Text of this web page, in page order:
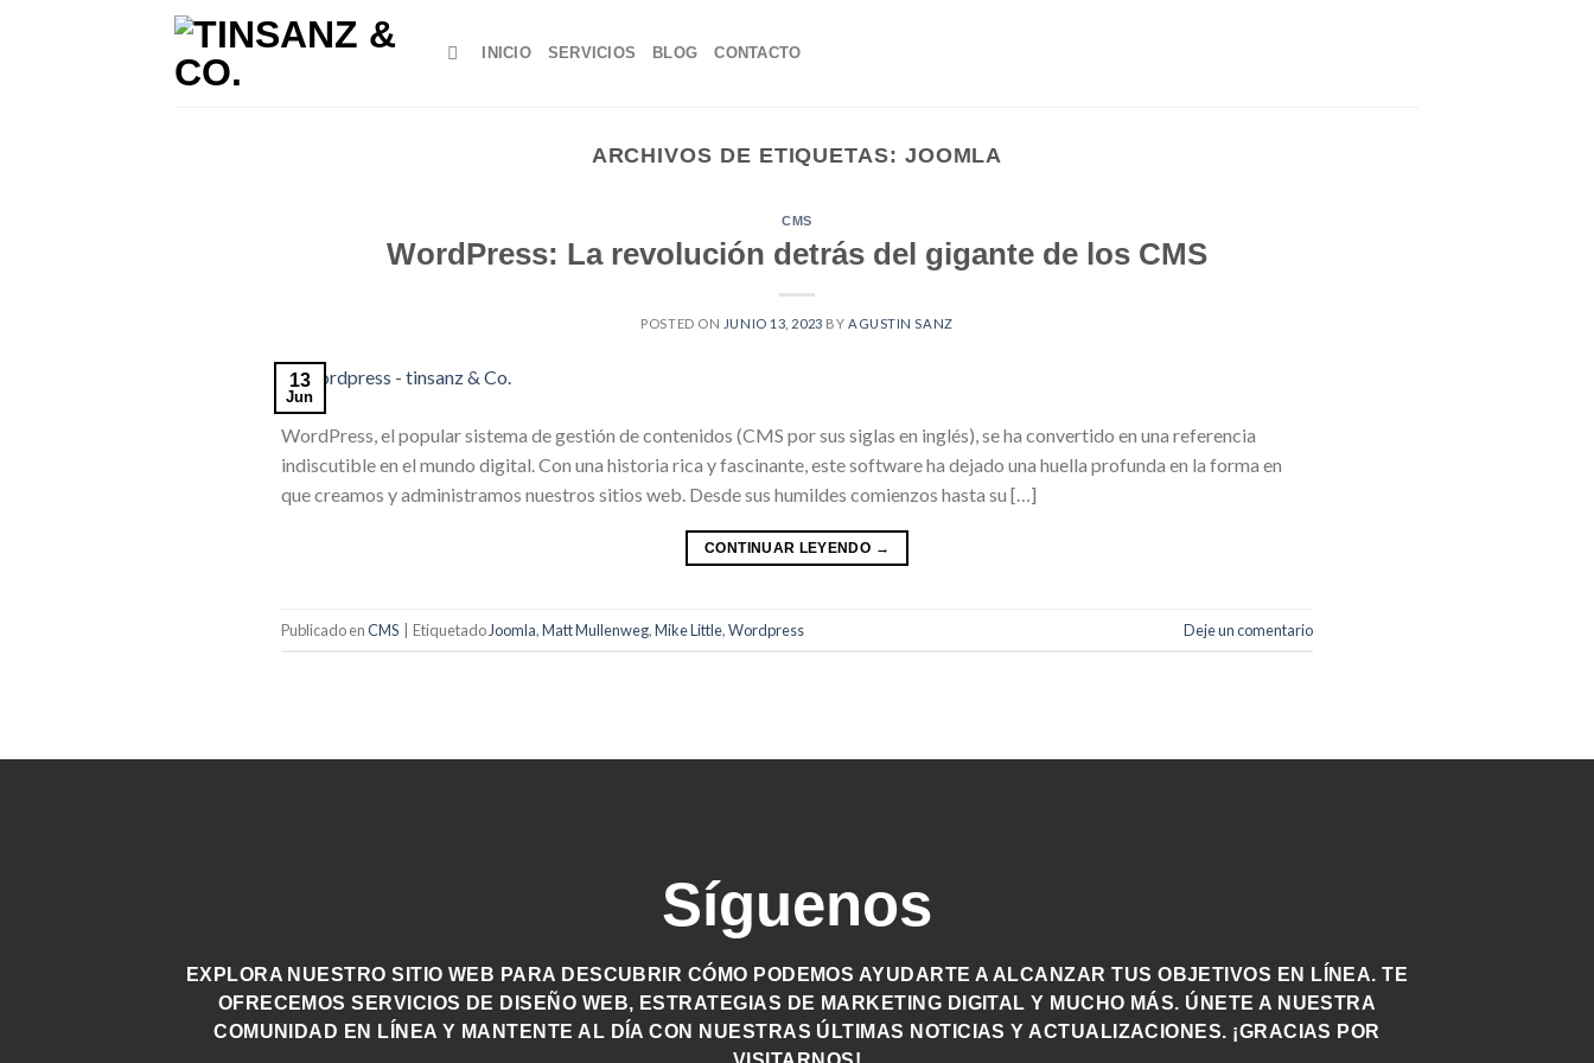
INICIO SERVICIOS BLOG CONTACTO
ARCHIVOS DE ETIQUETAS: JOOMLA
CMS
WordPress: La revolución detrás del gigante de los CMS
POSTED ON JUNIO 13, 2023 BY AGUSTIN SANZ
13
Jun
WordPress, el popular sistema de gestión de contenidos (CMS por sus siglas en inglés), se ha convertido en una referencia
indiscutible en el mundo digital. Con una historia rica y fascinante, este software ha dejado una huella profunda en la forma en
que creamos y administramos nuestros sitios web. Desde sus humildes comienzos hasta su […]
CONTINUAR LEYENDO →
Publicado enCMS Etiquetado Joomla,Matt Mullenweg,Mike Little,Wordpress Deje un comentario
Síguenos
EXPLORA NUESTRO SITIO WEB PARA DESCUBRIR CÓMO PODEMOS AYUDARTE A ALCANZAR TUS OBJETIVOS EN LÍNEA. TE
OFRECEMOS SERVICIOS DE DISEÑO WEB, ESTRATEGIAS DE MARKETING DIGITAL Y MUCHO MÁS. ÚNETE A NUESTRA
COMUNIDAD EN LÍNEA Y MANTENTE AL DÍA CON NUESTRAS ÚLTIMAS NOTICIAS Y ACTUALIZACIONES. ¡GRACIAS POR